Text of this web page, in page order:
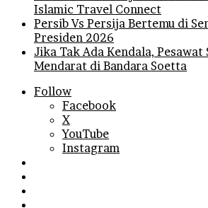
Islamic Travel Connect
Persib Vs Persija Bertemu di
Presiden 2026
Jika Tak Ada Kendala, Pesawat
Mendarat di Bandara Soetta
Follow
Facebook
X
YouTube
Instagram